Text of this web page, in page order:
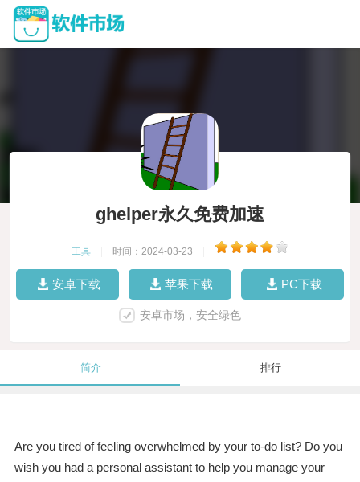
ghelper永久免费加速
工具 时间：2024-03-23
安卓下载 苹果下载 PC下载
安卓市场，安全绿色
简介 排行
Are you tired of feeling overwhelmed by your to-do list? Do you
wish you had a personal assistant to help you manage your